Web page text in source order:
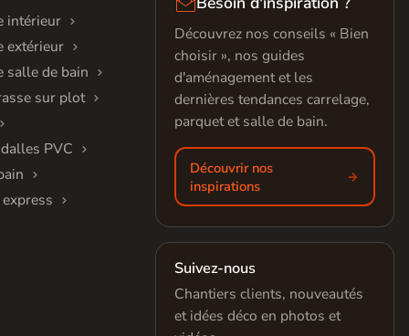
intérieur
extérieur
salle de bain
sur plot
PVC
Découvrez nos conseils « Bien
choisir », nos guides
d'aménagement et les
dernières tendances carrelage,
parquet et salle de bain.
Découvrir nos
inspirations
Suivez-nous
Chantiers clients, nouveautés
et idées déco en photos et